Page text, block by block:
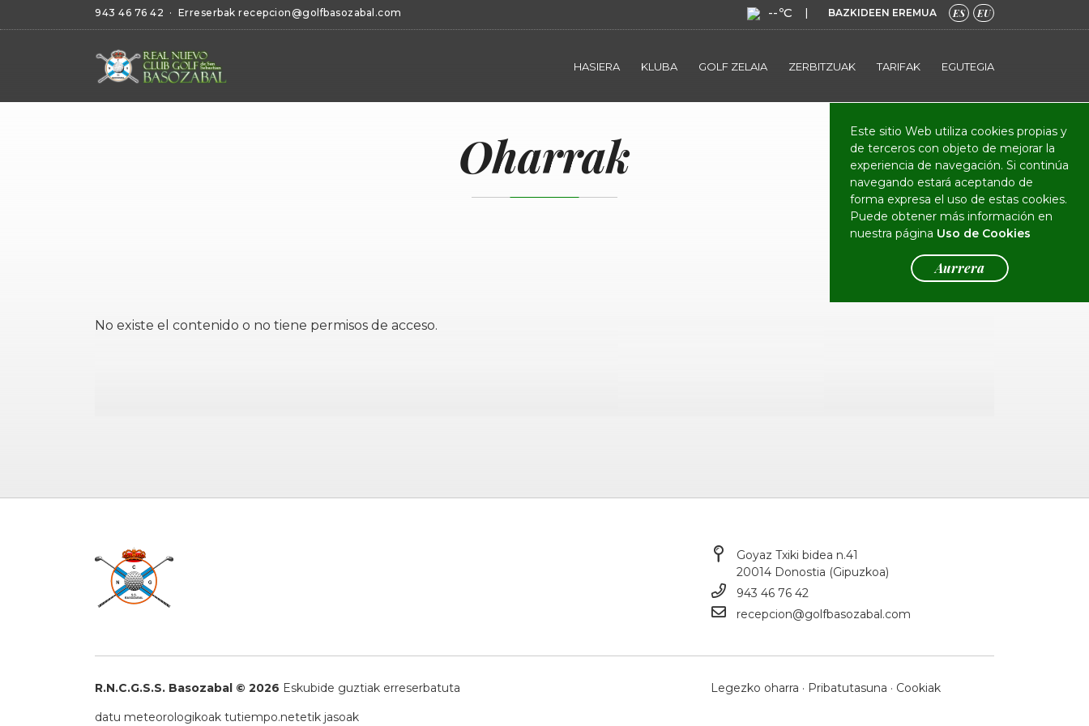
943 46 76 42 · Erreserbak recepcion@golfbasozabal.com --ºC BAZKIDEEN EREMUA ES EU
HASIERA KLUBA GOLF ZELAIA ZERBITZUAK TARIFAK EGUTEGIA
Este sitio Web utiliza cookies propias y
de terceros con objeto de mejorar la
experiencia de navegación. Si continúa
navegando estará aceptando de
forma expresa el uso de estas cookies.
Puede obtener más información en
nuestra página Uso de Cookies
Aurrera
Oharrak
Avisos
No existe el contenido o no tiene permisos de acceso.
Goyaz Txiki bidea n.41
20014 Donostia (Gipuzkoa)
943 46 76 42
recepcion@golfbasozabal.com
R.N.C.G.S.S. Basozabal © 2026 Eskubide guztiak erreserbatuta Legezko oharra · Pribatutasuna · Cookiak
datu meteorologikoak tutiempo.netetik jasoak